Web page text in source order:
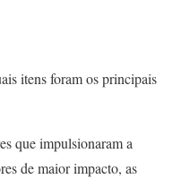
itens foram os principais
que impulsionaram a
de maior impacto, as